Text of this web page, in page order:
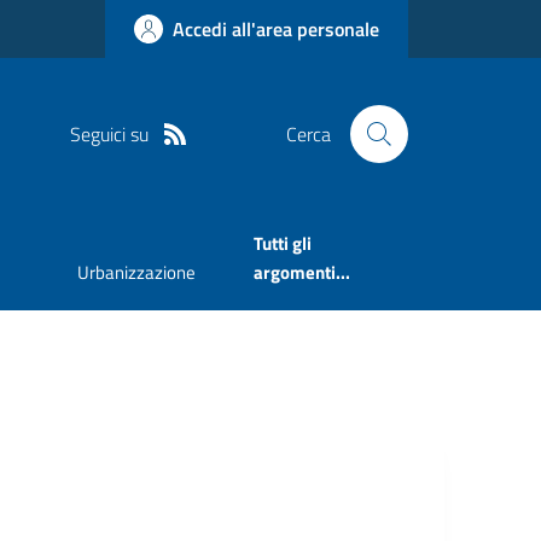
Accedi all'area personale
Seguici su Cerca
Urbanizzazione
Tutti gli
argomenti...